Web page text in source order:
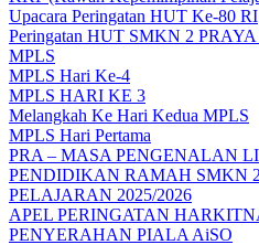
Upacara Peringatan HUT Ke-80 RI
Peringatan HUT SMKN 2
MPLS
MPLS Hari Ke-4
MPLS HARI KE 3
Melangkah Ke Hari Kedua MPLS
MPLS Hari Pertama
PRA – MASA PENGENALAN
PENDIDIKAN RAMAH SMKN
PELAJARAN 2025/2026
APEL PERINGATAN
PENYERAHAN PIALA AiSO